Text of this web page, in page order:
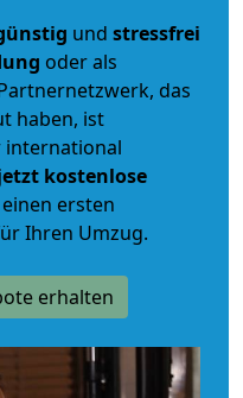
und stressfrei
oder als
das
haben, ist
international
kostenlose
ersten
Ihren Umzug.
erhalten